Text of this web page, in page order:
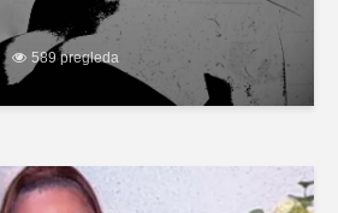
589 pregleda